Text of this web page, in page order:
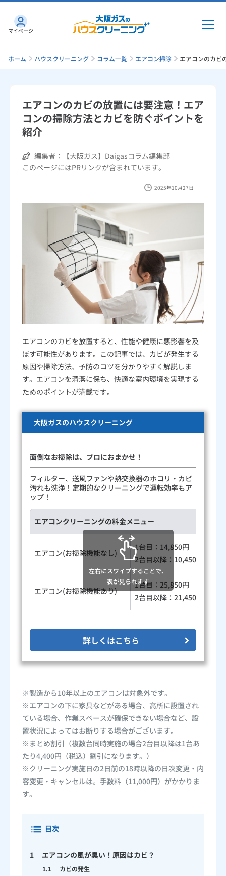
エアコン
洗面台
対応エリア
ショールーム Daigasコラム
業務用・産業用のお客さま
企業情報
マイページ
ホーム ハウスクリーニング コラム一覧 エアコン掃除 エアコンのカビ
エアコンのカビの放置には要注意！エア
コンの掃除方法とカビを防ぐポイントを
紹介
編集者：【大阪ガス】Daigasコラム編集部
このページにはPRリンクが含まれています。
2025年10月27日
エアコンのカビを放置すると、性能や健康に悪影響を及
ぼす可能性があります。この記事では、カビが発生する
原因や掃除方法、予防のコツを分かりやすく解説しま
す。エアコンを清潔に保ち、快適な室内環境を実現する
ためのポイントが満載です。
大阪ガスのハウスクリーニング
面倒なお掃除は、プロにおまかせ！
フィルター、送風ファンや熱交換器のホコリ・カビ
汚れも洗浄！定期的なクリーニングで運転効率もア
ップ！
エアコンクリーニングの料金メニュー
エアコン(お掃除機能なし)
1台目：14,850円
2台目以降：10,450円
エアコン(お掃除機能あり)
1台目：25,850円
2台目以降：21,450円
左右にスワイプすることで、
表が見られます
詳しくはこちら
※製造から10年以上のエアコンは対象外です。
※エアコンの下に家具などがある場合、高所に設置され
ている場合、作業スペースが確保できない場合など、設
置状況によってはお断りする場合がございます。
※まとめ割引（複数台同時実施の場合2台目以降は1台あ
たり4,400円（税込）割引になります。）
※クリーニング実施日の2日前の18時以降の日次変更・内
容変更・キャンセルは。手数料（11,000円）がかかりま
す。
目次
1 エアコンの風が臭い！原因はカビ？
1.1
カビの発生